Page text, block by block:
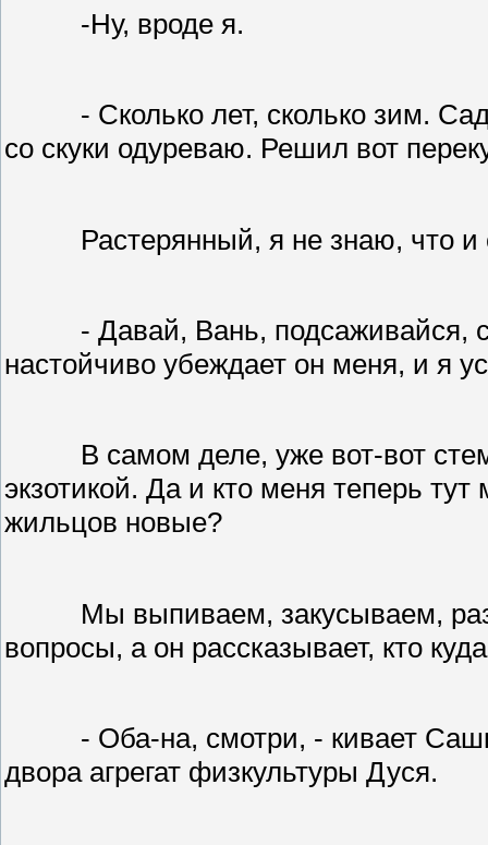
-Ну, вроде я.
- Сколько лет, сколько зим.
со скуки одуреваю. Решил вот
Растерянный, я не знаю, что и
- Давай, Вань, подсаживайся,
настойчиво убеждает он меня, и я
В самом деле, уже вот-вот
экзотикой. Да и кто меня теперь
жильцов новые?
Мы выпиваем, закусываем,
вопросы, а он рассказывает, кто
- Оба-на, смотри, - кивает
двора агрегат физкультуры Дуся.